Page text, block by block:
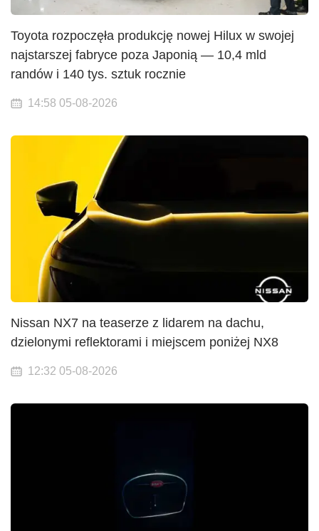
Toyota rozpoczęła produkcję nowej Hilux w swojej
najstarszej fabryce poza Japonią — 10,4 mld
randów i 140 tys. sztuk rocznie
14:58 05-08-2026
Nissan NX7 na teaserze z lidarem na dachu,
dzielonymi reflektorami i miejscem poniżej NX8
12:32 05-08-2026